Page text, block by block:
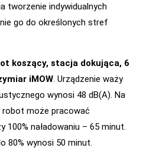
tworzenie indywidualnych
go do określonych stref
koszący, stacja dokująca, 6
iMOW. Urządzenie waży
wynosi 48 dB(A). Na
robot może pracować
100% naładowaniu – 65 minut.
80% wynosi 50 minut.